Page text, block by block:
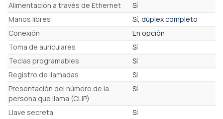
Alimentación a través de Ethernet
Sí
Manos libres
Sí, dúplex completo
Conexión
En opción
Toma de auriculares
Sí
Teclas programables
Sí
Registro de llamadas
Sí
Presentación del número de la
persona que llama (CLIP)
Sí
Llave secreta
Sí